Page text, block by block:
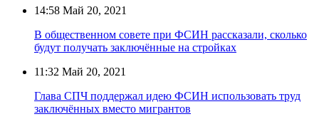
14:58 Май 20, 2021
В общественном совете при ФСИН рассказали, сколько
будут получать заключённые на стройках
11:32 Май 20, 2021
Глава СПЧ поддержал идею ФСИН использовать труд
заключённых вместо мигрантов